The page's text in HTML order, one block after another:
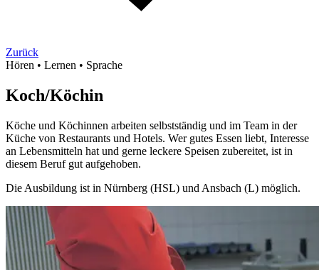
Zurück
Hören • Lernen • Sprache
Koch/Köchin
Köche und Köchinnen arbeiten selbstständig und im Team in der
Küche von Restaurants und Hotels. Wer gutes Essen liebt, Interesse
an Lebensmitteln hat und gerne leckere Speisen zubereitet, ist in
diesem Beruf gut aufgehoben.
Die Ausbildung ist in Nürnberg (HSL) und Ansbach (L) möglich.